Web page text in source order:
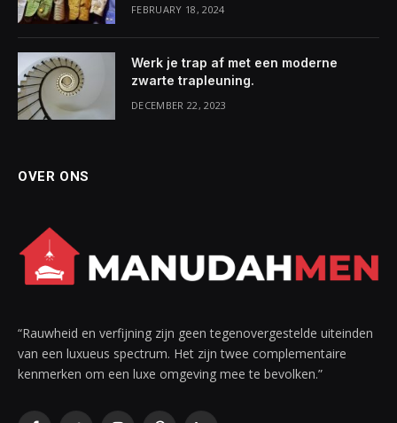
FEBRUARY 18, 2024
Werk je trap af met een moderne
zwarte trapleuning.
DECEMBER 22, 2023
OVER ONS
“Rauwheid en verfijning zijn geen tegenovergestelde uiteinden
van een luxueus spectrum. Het zijn twee complementaire
kenmerken om een luxe omgeving mee te bevolken.”